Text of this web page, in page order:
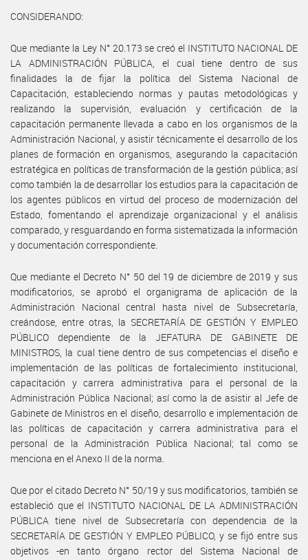
CONSIDERANDO:
Que mediante la Ley N° 20.173 se creó el INSTITUTO NACIONAL DE
LA ADMINISTRACIÓN PÚBLICA, el cual tiene dentro de sus
finalidades la de fijar la política del Sistema Nacional de
Capacitación, estableciendo normas y pautas metodológicas y
realizando la supervisión, evaluación y certificación de la
capacitación permanente llevada a cabo en los organismos de la
Administración Nacional, y asistir técnicamente el desarrollo de los
planes de formación en organismos, asegurando la capacitación
estratégica en políticas de transformación de la gestión pública; así
como también la de desarrollar los estudios para la capacitación de
los agentes públicos en virtud del proceso de modernización del
Estado, fomentando el aprendizaje organizacional y el análisis
comparado, y resguardando en forma sistematizada la información
y documentación correspondiente.
Que mediante el Decreto N° 50 del 19 de diciembre de 2019 y sus
modificatorios, se aprobó el organigrama de aplicación de la
Administración Nacional central hasta nivel de Subsecretaría,
creándose, entre otras, la SECRETARÍA DE GESTIÓN Y EMPLEO
PÚBLICO dependiente de la JEFATURA DE GABINETE DE
MINISTROS, la cual tiene dentro de sus competencias el diseño e
implementación de las políticas de fortalecimiento institucional,
capacitación y carrera administrativa para el personal de la
Administración Pública Nacional; así como la de asistir al Jefe de
Gabinete de Ministros en el diseño, desarrollo e implementación de
las políticas de capacitación y carrera administrativa para el
personal de la Administración Pública Nacional; tal como se
menciona en el Anexo II de la norma.
Que por el citado Decreto N° 50/19 y sus modificatorios, también se
estableció que el INSTITUTO NACIONAL DE LA ADMINISTRACIÓN
PÚBLICA tiene nivel de Subsecretaría con dependencia de la
SECRETARÍA DE GESTIÓN Y EMPLEO PÚBLICO, y se fijó entre sus
objetivos -en tanto órgano rector del Sistema Nacional de